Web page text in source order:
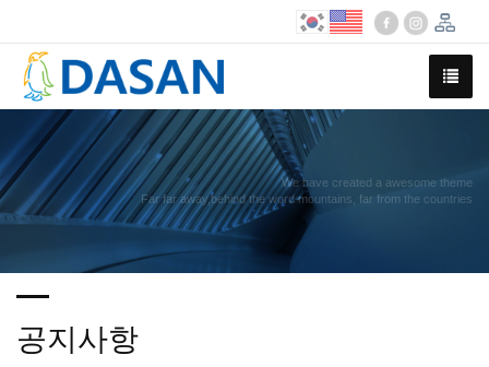
We have created a awesome theme
Far far away,behind the word mountains, far from the countries
공지사항